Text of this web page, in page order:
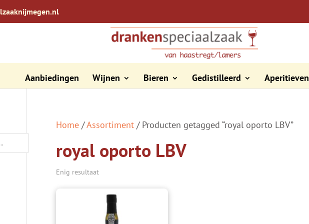
Aanbiedingen Wijnen Bieren Gedistilleerd Aperitieven
Home/Assortiment/ Producten getagged “royal oporto LBV”
royal oporto LBV
Enig resultaat